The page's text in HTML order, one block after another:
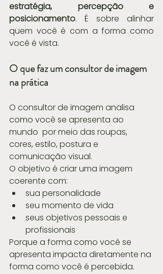
estratégia, percepção e
posicionamento. É sobre alinhar
quem você é com a forma como
você é vista.
O que faz um consultor de imagem
na prática
O consultor de imagem analisa
como você se apresenta ao
mundo  por meio das roupas,
cores, estilo, postura e
comunicação visual.
O objetivo é criar uma imagem
coerente com:
sua personalidade
seu momento de vida
seus objetivos pessoais e
profissionais
Porque a forma como você se
apresenta impacta diretamente na
forma como você é percebida.